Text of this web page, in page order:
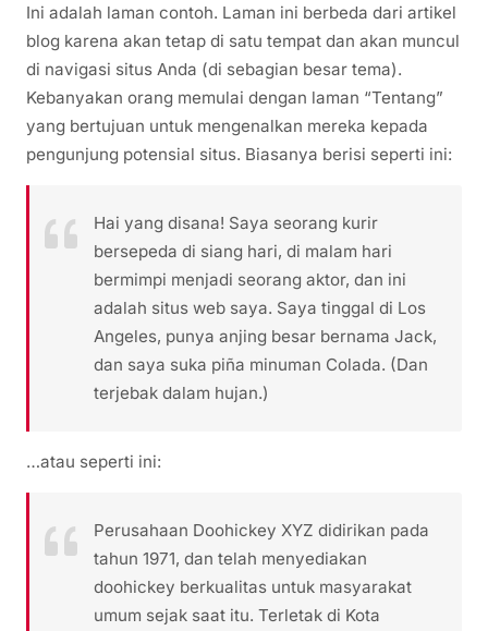
Ini adalah laman contoh. Laman ini berbeda dari artikel
blog karena akan tetap di satu tempat dan akan muncul
di navigasi situs Anda (di sebagian besar tema).
Kebanyakan orang memulai dengan laman “Tentang”
yang bertujuan untuk mengenalkan mereka kepada
pengunjung potensial situs. Biasanya berisi seperti ini:
Hai yang disana! Saya seorang kurir
bersepeda di siang hari, di malam hari
bermimpi menjadi seorang aktor, dan ini
adalah situs web saya. Saya tinggal di Los
Angeles, punya anjing besar bernama Jack,
dan saya suka piña minuman Colada. (Dan
terjebak dalam hujan.)
…atau seperti ini:
Perusahaan Doohickey XYZ didirikan pada
tahun 1971, dan telah menyediakan
doohickey berkualitas untuk masyarakat
umum sejak saat itu. Terletak di Kota